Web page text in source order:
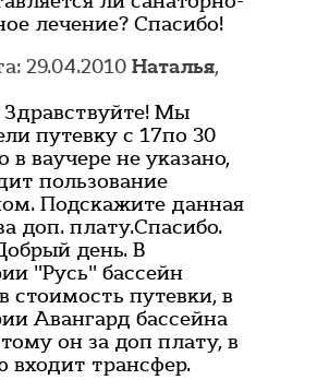
лечение? Спасибо!
29.04.2010 Наталья,
Здравствуйте! Мы
путевку с 17по 30
в ваучере не указано,
пользование
Подскажите данная
доп. плату.Спасибо.
день. В
"Русь" бассейн
стоимость путевки, в
Авангард бассейна
он за доп плату, в
входит трансфер.